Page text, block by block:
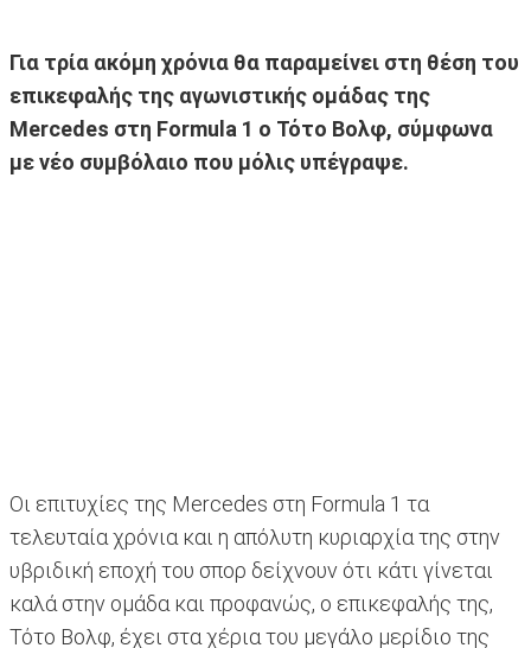
Για τρία ακόμη χρόνια θα παραμείνει στη θέση του
επικεφαλής της αγωνιστικής ομάδας της
Mercedes στη Formula 1 ο Τότο Βολφ, σύμφωνα
με νέο συμβόλαιο που μόλις υπέγραψε.
Οι επιτυχίες της Mercedes στη Formula 1 τα
τελευταία χρόνια και η απόλυτη κυριαρχία της στην
υβριδική εποχή του σπορ δείχνουν ότι κάτι γίνεται
καλά στην ομάδα και προφανώς, ο επικεφαλής της,
Τότο Βολφ, έχει στα χέρια του μεγάλο μερίδιο της